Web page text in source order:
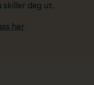
deg ut.
her